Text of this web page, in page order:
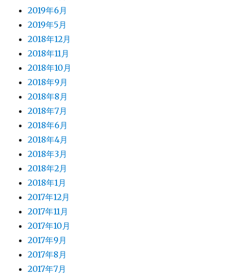
2019年6月
2019年5月
2018年12月
2018年11月
2018年10月
2018年9月
2018年8月
2018年7月
2018年6月
2018年4月
2018年3月
2018年2月
2018年1月
2017年12月
2017年11月
2017年10月
2017年9月
2017年8月
2017年7月